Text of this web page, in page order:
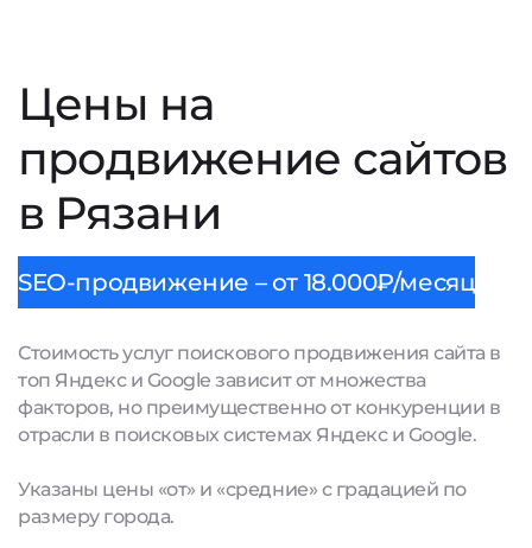
Цены на
продвижение сайтов
в Рязани
SEO-продвижение – от 18.000₽/месяц
Стоимость услуг поискового продвижения сайта в
топ Яндекс и Google зависит от множества
факторов, но преимущественно от конкуренции в
отрасли в поисковых системах Яндекс и Google.
Указаны цены «от» и «средние» с градацией по
размеру города.